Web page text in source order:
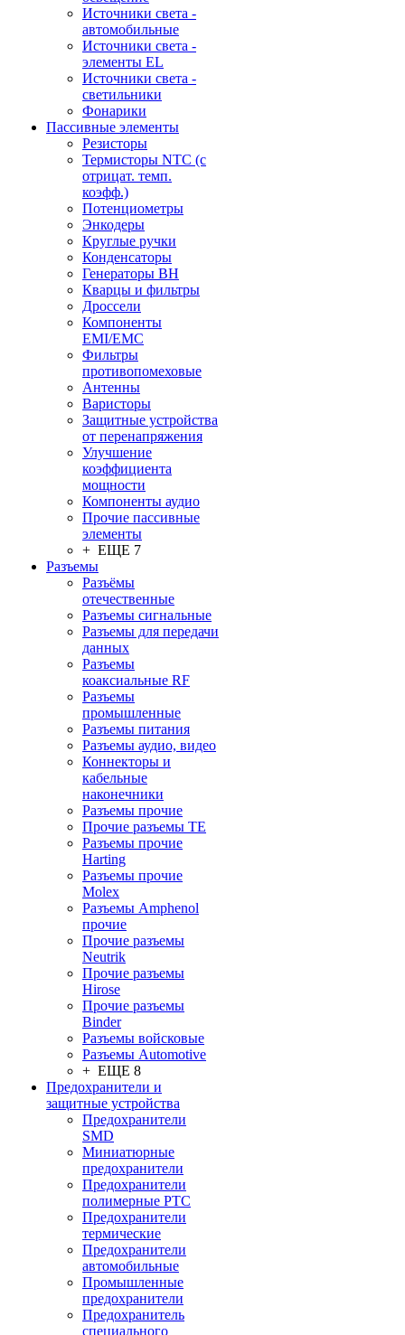
Источники света -
автомобильные
Источники света -
элементы EL
Источники света -
светильники
Фонарики
Пассивные элементы
Резисторы
Термисторы NTC (с
отрицат. темп.
коэфф.)
Потенциометры
Энкодеры
Круглые ручки
Конденсаторы
Генераторы ВН
Кварцы и фильтры
Дроссели
Компоненты
EMI/EMC
Фильтры
противопомеховые
Антенны
Варисторы
Защитные устройства
от перенапряжения
Улучшение
коэффициента
мощности
Компоненты аудио
Прочие пассивные
элементы
+ ЕЩЕ 7
Разъeмы
Разъёмы
отечественные
Разъeмы сигнальные
Разъeмы для передачи
данных
Разъeмы
коаксиальные RF
Разъeмы
промышленные
Разъeмы питания
Разъeмы аудио, видео
Коннекторы и
кабельные
наконечники
Разъeмы прочие
Прочие разъемы TE
Разъемы прочие
Harting
Разъемы прочие
Molex
Разъемы Amphenol
прочие
Прочие разъемы
Neutrik
Прочие разъемы
Hirose
Прочие разъемы
Binder
Разъемы войсковые
Разъeмы Automotive
+ ЕЩЕ 8
Предохранители и
защитные устройства
Предохранители
SMD
Миниатюрные
предохранители
Предохранители
полимерные PTC
Предохранители
термические
Предохранители
автомобильные
Промышленные
предохранители
Предохранитель
специального